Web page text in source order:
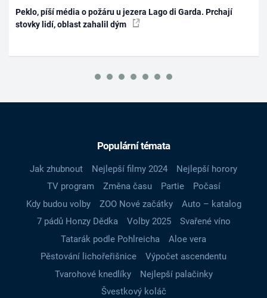
Peklo, píší média o požáru u jezera Lago di Garda. Prchají
stovky lidí, oblast zahalil dým
Populární témata
Jak zhubnout Nejlepší filmy 2024
Nejlepší horory
TV program
Změna času Partie
Počasí
Kdy budou volby
ZOO Nové začátky
Auto – katalog
7 pádů Honzy Dědka
Volby 2025
Svařené víno
Tatarák podle Pohlreicha
Aloe vera
Pěstování lichořeřišnice
Výpočet ascendentu
Tvarohové knedlíky
Nejlepší palačinky
Švestkový koláč